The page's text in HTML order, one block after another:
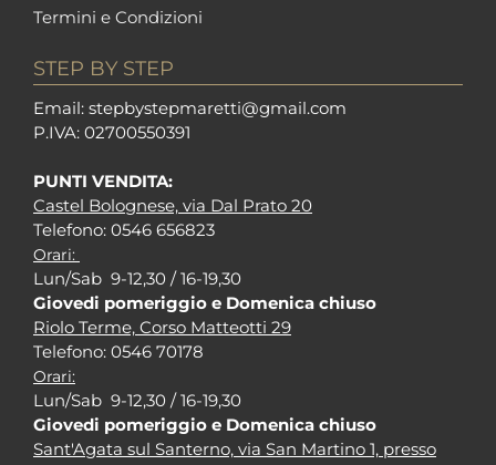
Termini e Condizioni
STEP BY STEP
Email: stepbystepmaretti@gmail.com
P.IVA: 02700550391
PUNTI VENDITA:
Castel Bolognese, via Dal Prato 20
Telefono: 0546 656823
Orari:
Lun/Sab 9-12,30 / 16-19,30
Giovedi pomeriggio e Domenica chiuso
Riolo Terme, Corso Matteotti 29
Telefono: 0546 70178
Orari:
Lun/Sab 9-12,30 / 16-19,30
Giovedi pomeriggio e Domenica chiuso
Sant'Agata sul Santerno, via San Martino 1, presso